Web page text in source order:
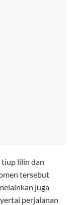
tiup lilin dan
tersebut
juga
perjalanan